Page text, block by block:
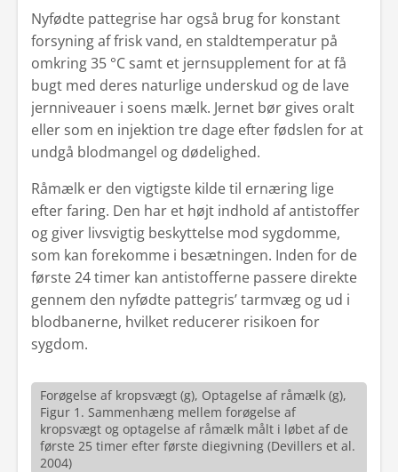
Nyfødte pattegrise har også brug for konstant
forsyning af frisk vand, en staldtemperatur på
omkring 35 °C samt et jernsupplement for at få
bugt med deres naturlige underskud og de lave
jernniveauer i soens mælk. Jernet bør gives oralt
eller som en injektion tre dage efter fødslen for at
undgå blodmangel og dødelighed.
Råmælk er den vigtigste kilde til ernæring lige
efter faring. Den har et højt indhold af antistoffer
og giver livsvigtig beskyttelse mod sygdomme,
som kan forekomme i besætningen. Inden for de
første 24 timer kan antistofferne passere direkte
gennem den nyfødte pattegris’ tarmvæg og ud i
blodbanerne, hvilket reducerer risikoen for
sygdom.
Forøgelse af kropsvægt (g), Optagelse af råmælk (g),
Figur 1. Sammenhæng mellem forøgelse af
kropsvægt og optagelse af råmælk målt i løbet af de
første 25 timer efter første diegivning (Devillers et al.
2004)